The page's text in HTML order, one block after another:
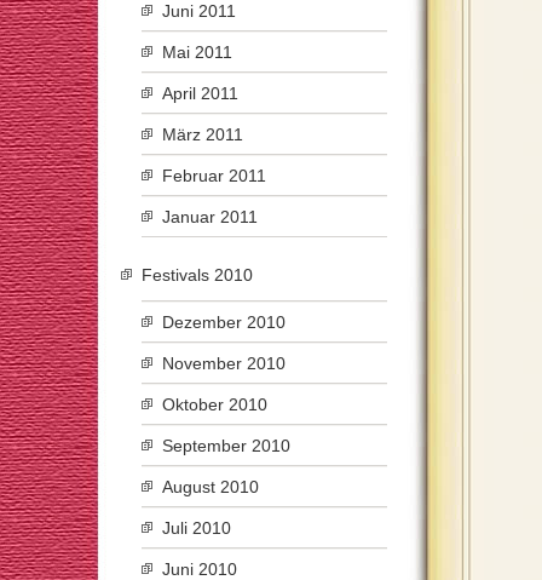
Juni 2011
Mai 2011
April 2011
März 2011
Februar 2011
Januar 2011
Festivals 2010
Dezember 2010
November 2010
Oktober 2010
September 2010
August 2010
Juli 2010
Juni 2010